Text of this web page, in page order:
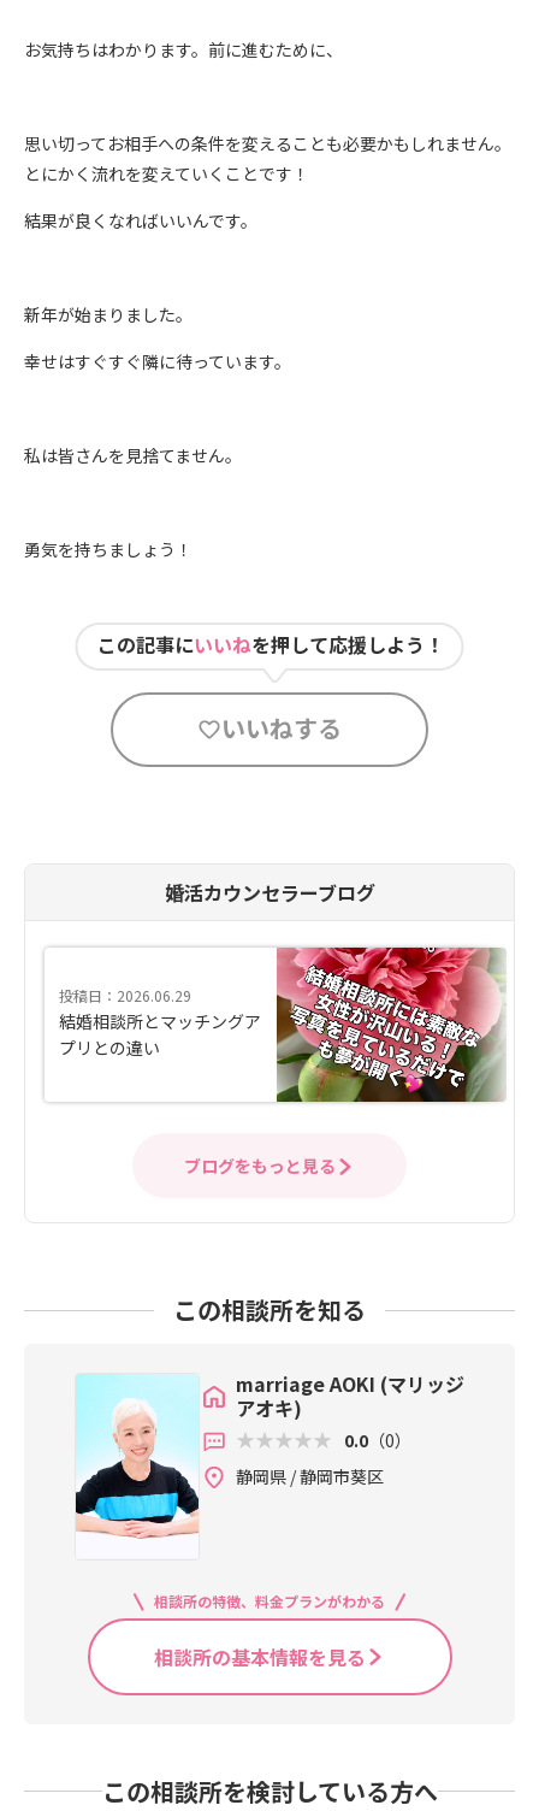
お気持ちはわかります。前に進むために、
思い切ってお相手への条件を変えることも必要かもしれません。
とにかく流れを変えていくことです！
結果が良くなればいいんです。
新年が始まりました。
幸せはすぐすぐ隣に待っています。
私は皆さんを見捨てません。
勇気を持ちましょう！
この記事にいいねを押して応援しよう！
いいねする
婚活カウンセラーブログ
投稿日：2026.06.29
結婚相談所とマッチングア
プリとの違い
ブログをもっと見る
この相談所を知る
marriage AOKI (マリッジ
アオキ)
0.0 （0）
静岡県 / 静岡市葵区
相談所の特徴、料金プランがわかる
相談所の基本情報を見る
この相談所を検討している方へ